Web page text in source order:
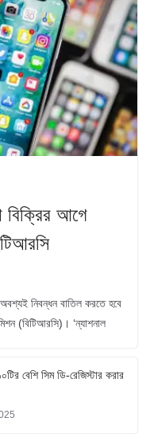
বিক্রির আগে
নিবন্ধন বাতিল করতে হবে
(বিটিআরসি)। ‘ন্যাশনাল
বেশি সিম ডি-রেজিস্টার করার